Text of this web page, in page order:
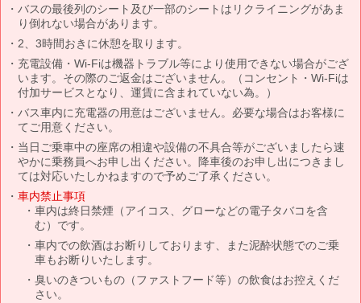
バスの最後列のシート及び一部のシートはリクライニングがあま
り倒れない場合があります。
2、3時間おきに休憩を取ります。
充電設備・Wi-Fiは機器トラブル等により使用できない場合がござ
います。その際のご返金はございません。（コンセント・Wi-Fiは
付加サービスとなり、運賃に含まれていない為。）
バス車内に充電器の用意はございません。必要な場合はお客様に
てご用意ください。
当日ご乗車中の座席の相違や設備の不具合等がございましたら速
やかに乗務員へお申し出ください。降車後のお申し出につきまし
ては対応いたしかねますので予めご了承ください。
車内禁止事項
車内は終日禁煙（アイコス、グローなどの電子タバコを含
む）です。
車内での飲酒はお断りしております、また泥酔状態でのご乗
車もお断りいたします。
臭いのきついもの（ファストフード等）の飲食はお控えくだ
さい。